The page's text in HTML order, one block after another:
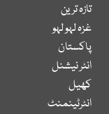
تازہ ترین
غزہ لہو لہو
پاکستان
انٹر نیشنل
کھیل
انٹرٹینمنٹ